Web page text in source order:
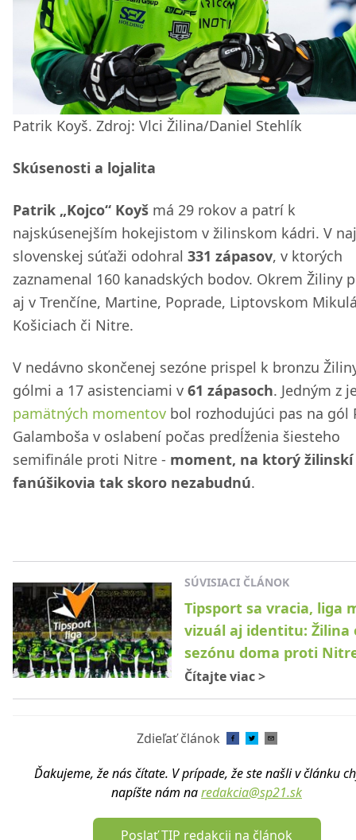
Patrik Koyš. Zdroj: Vlci Žilina/Daniel Stehlík
Skúsenosti a lojalita
Patrik „Kojco“ Koyš má 29 rokov a patrí k
najskúsenejším hokejistom v žilinskom kádri. V
slovenskej súťaži odohral 331 zápasov, v ktorých
zaznamenal 160 kanadských bodov. Okrem Žiliny
aj v Trenčíne, Martine, Poprade, Liptovskom
Košiciach či Nitre.
V nedávno skončenej sezóne prispel k bronzu
gólmi a 17 asistenciami v 61 zápasoch. Jedným z
pamätných momentov bol rozhodujúci pas na gól
Galamboša v oslabení počas predĺženia šiesteho
semifinále proti Nitre - moment, na ktorý žilinskí
fanúšikovia tak skoro nezabudnú.
SÚVISIACI ČLÁNOK
Tipsport sa vracia, liga
vizuál aj identitu: Žilina
sezónu doma proti
Čítajte viac>
Zdieľať článok
Ďakujeme, že nás čítate. V prípade, že ste našli v článku
napíšte nám naredakcia@sp21.sk
Poslať TIP redakcii na článok